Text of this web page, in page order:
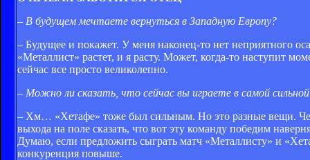
– В будущем мечтаете вернуться в Западную Европу?
– Будущее и покажет. У меня наконец-то нет неприятного
«Металлист» растет, и я расту. Может, когда-то наступит
сейчас все просто великолепно.
– Можно ли сказать, что сейчас вы играете в самой сильной
– Хм… «Хетафе» тоже был сильным. Но это разные вещи.
выхода на поле сказать, что вот эту команду победим
Думаю, если предложить сыграть матч «Металлисту» и
конкуренция повыше.